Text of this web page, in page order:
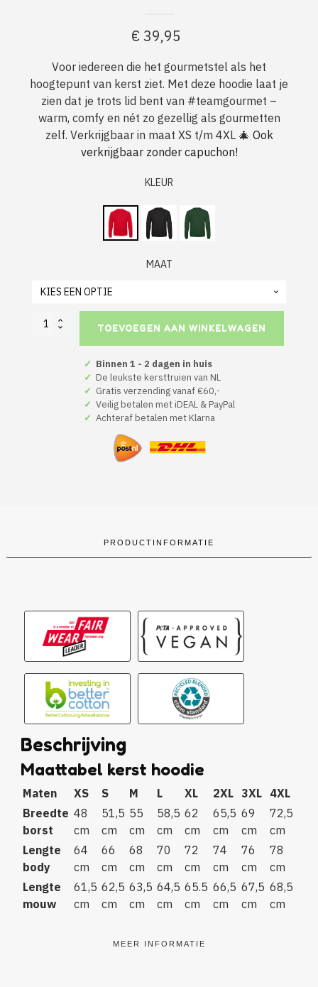
€39,95
Voor iedereen die het gourmetstel als het
hoogtepunt van kerst ziet. Met deze hoodie laat je
zien dat je trots lid bent van #teamgourmet –
warm, comfy en nét zo gezellig als gourmetten
zelf. Verkrijgbaar in maat XS t/m 4XL 🎄 Ook
verkrijgbaar zonder capuchon!
KLEUR
MAAT
Foute
#TeamGourmet
TOEVOEGEN AAN WINKELWAGEN
✓ Binnen 1 - 2 dagen in huis
✓ De leukste kersttruien van NL
✓ Gratis verzending vanaf €60,-
✓ Veilig betalen met iDEAL & PayPal
✓ Achteraf betalen met Klarna
PRODUCTINFORMATIE
Beschrijving
Maattabel kerst hoodie
Maten XS S M L XL 2XL 3XL
4XL
Breedte
borst
48
cm
51,5
cm
55
cm
58,5
cm
62
cm
65,5
cm
69
cm
72,5
cm
Lengte
body
64
cm
66
cm
68
cm
70
cm
72
cm
74
cm
76
cm
78
cm
Lengte
mouw
61,5
cm
62,5
cm
63,5
cm
64,5
cm
65.5
cm
66,5
cm
67,5
cm
68,5
cm
MEER INFORMATIE